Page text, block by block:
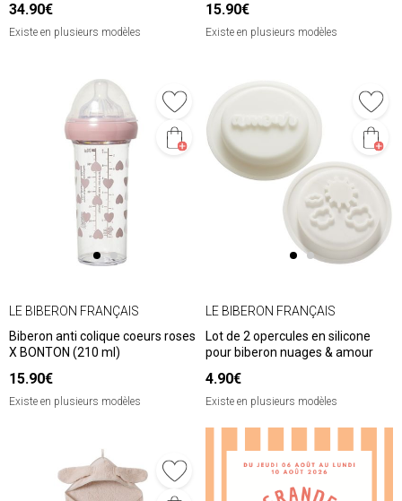
34.90€
Existe en plusieurs modèles
15.90€
Existe en plusieurs modèles
LE BIBERON FRANÇAIS
Biberon anti colique coeurs roses
X BONTON (210 ml)
15.90€
Existe en plusieurs modèles
LE BIBERON FRANÇAIS
Lot de 2 opercules en silicone
pour biberon nuages & amour
4.90€
Existe en plusieurs modèles